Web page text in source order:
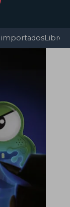
importadosLibros